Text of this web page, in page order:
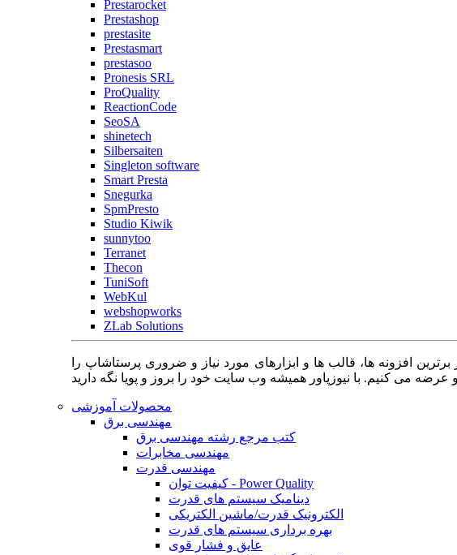
Prestarocket
Prestashop
prestasite
Prestasmart
prestasoo
Pronesis SRL
ProQuality
ReactionCode
SeoSA
shinetech
Silbersaiten
Singleton software
Smart Presta
Snegurka
SpmPresto
Studio Kiwik
sunnytoo
Terranet
Thecon
TuniSoft
WebKul
webshopworks
ZLab Solutions
افزونه ها، قالب ها و ابزارهای مورد نیاز و ضروری پرستاشاپ را
محصولات آموزشی
مهندسی برق
کتب مرجع رشته مهندسی برق
مهندسی مخابرات
مهندسی قدرت
کیفیت توان - Power Quality
دینامیک سیستم های قدرت
الکترونیک قدرت/ماشین الکتریکی
بهره برداری سیستم های قدرت
عایق و فشار قوی